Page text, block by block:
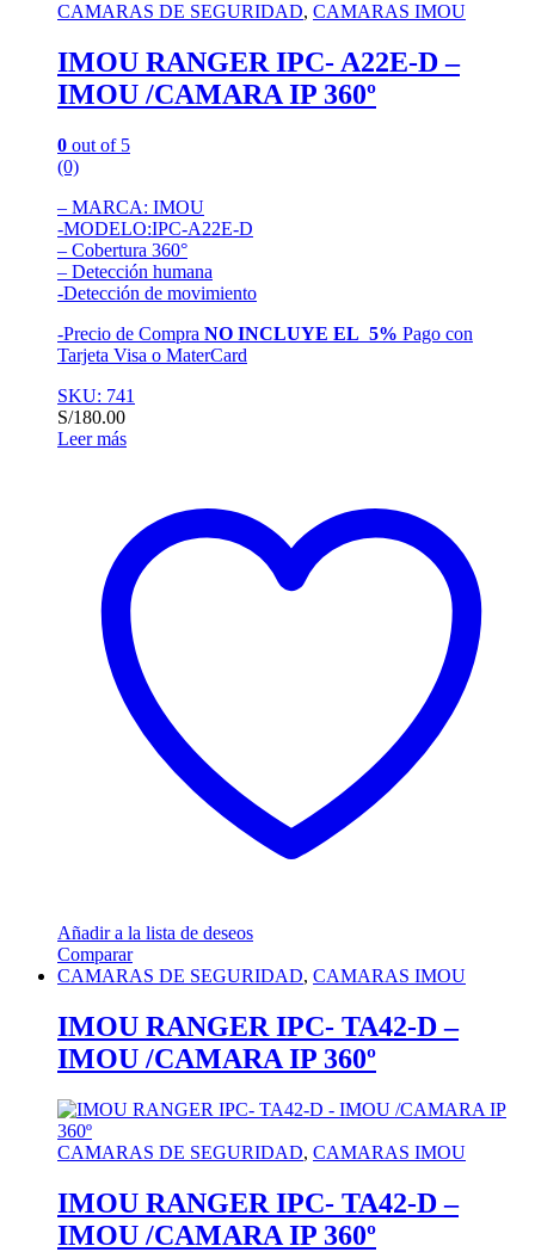
CAMARAS DE SEGURIDAD, CAMARAS IMOU
IMOU RANGER IPC- A22E-D –
IMOU /CAMARA IP 360º
0 out of 5
(0)
– MARCA: IMOU
-MODELO:IPC-A22E-D
– Cobertura 360°
– Detección humana
-Detección de movimiento
-Precio de Compra NO INCLUYE EL 5% Pago con
Tarjeta Visa o MaterCard
SKU: 741
S/180.00
Leer más
Añadir a la lista de deseos
Comparar
CAMARAS DE SEGURIDAD, CAMARAS IMOU
IMOU RANGER IPC- TA42-D –
IMOU /CAMARA IP 360º
CAMARAS DE SEGURIDAD, CAMARAS IMOU
IMOU RANGER IPC- TA42-D –
IMOU /CAMARA IP 360º